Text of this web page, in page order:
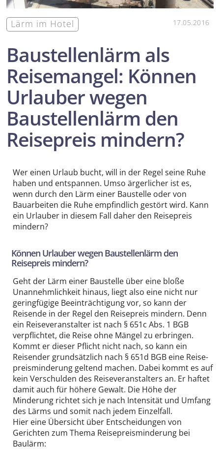
Lärm im Hotel 17.05.2016
Baustellenlärm als
Reisemangel: Können
Urlauber wegen
Baustellen­lärm den
Reisepreis mindern?
Wer einen Urlaub bucht, will in der Regel seine Ruhe
haben und entspannen. Umso ärgerlicher ist es,
wenn durch den Lärm einer Baustelle oder von
Bauarbeiten die Ruhe empfindlich gestört wird. Kann
ein Urlauber in diesem Fall daher den Reisepreis
mindern?
Können Urlauber wegen Baustellen­lärm den
Reisepreis mindern?
Geht der Lärm einer Baustelle über eine bloße
Unannehm­lichkeit hinaus, liegt also eine nicht nur
gering­fügige Beeinträchtigung vor, so kann der
Reisende in der Regel den Reisepreis mindern. Denn
ein Reise­veranstalter ist nach § 651c Abs. 1 BGB
verpflichtet, die Reise ohne Mängel zu erbringen.
Kommt er dieser Pflicht nicht nach, so kann ein
Reisender grund­sätzlich nach § 651d BGB eine Reise­
preis­minderung geltend machen. Dabei kommt es auf
kein Verschulden des Reise­veranstalters an. Er haftet
damit auch für höhere Gewalt. Die Höhe der
Minderung richtet sich je nach Intensität und Umfang
des Lärms und somit nach jedem Einzelfall.
Hier eine Übersicht über Entscheidungen von
Gerichten zum Thema Reise­preis­minderung bei
Baulärm: